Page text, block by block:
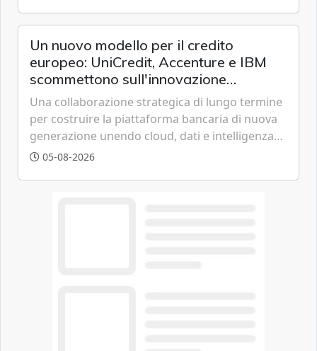
Un nuovo modello per il credito
europeo: UniCredit, Accenture e IBM
scommettono sull'innovazione
tecnologica
Una collaborazione strategica di lungo termine
per costruire la piattaforma bancaria di nuova
generazione unendo cloud, dati e intelligenza
artificiale.
05-08-2026